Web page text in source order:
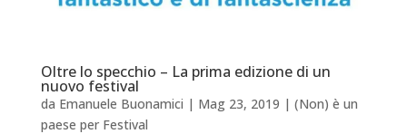
Oltre lo specchio – La prima edizione di un
nuovo festival
da Emanuele Buonamici | Mag 23, 2019 | (Non) è un
paese per Festival